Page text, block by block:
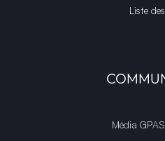
Liste
Média